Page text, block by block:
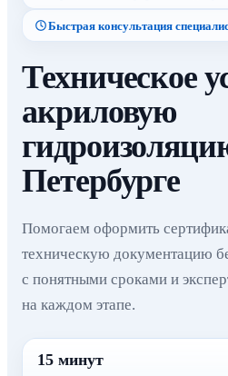
Быстрая консультация
Техническое
акриловую
Петербурге
Помогаем оформить
техническую документацию
с понятными сроками и
на каждом этапе.
15 минут